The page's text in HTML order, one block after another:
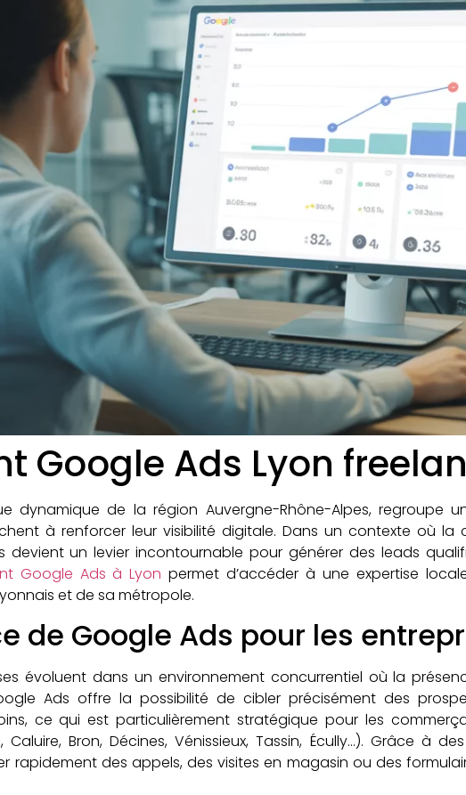
Google Ads Lyon
dynamique de la région Auvergne-Rhône-Alpes, regroupe
à renforcer leur visibilité digitale. Dans un contexte où la
devient un levier incontournable pour générer des leads
Google Ads à Lyon permet d’accéder à une expertise
et de sa métropole.
de Google Ads pour les
évoluent dans un environnement concurrentiel où la
Ads offre la possibilité de cibler précisément des
ce qui est particulièrement stratégique pour les
Caluire, Bron, Décines, Vénissieux, Tassin, Écully…). Grâce à
rapidement des appels, des visites en magasin ou des